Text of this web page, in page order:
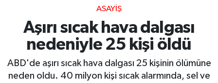
ASAYIŞ
Aşırı sıcak hava dalgası
nedeniyle 25 kişi öldü
ABD'de aşırı sıcak hava dalgası 25 kişinin ölümüne
neden oldu. 40 milyon kişi sıcak alarmında, sel ve
Ekonomi
Güncel
Süper Lig Puan Durumu ve Fikstür
Tüm Manşetler
Son Dakika Haberleri
Haber Arşivi